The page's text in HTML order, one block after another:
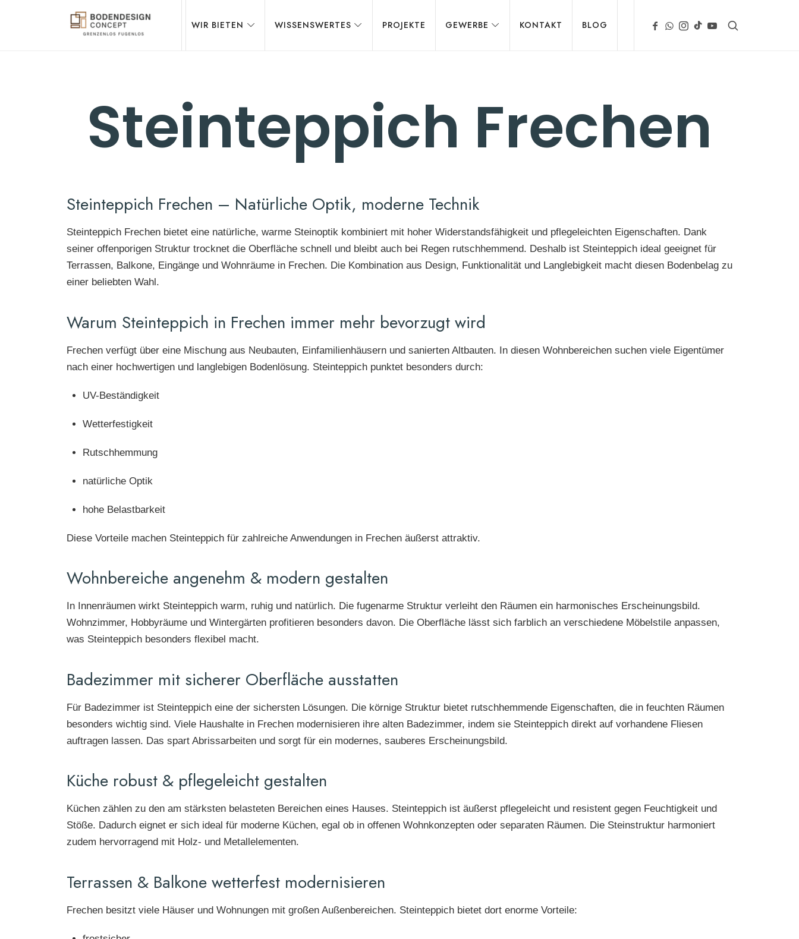
MIKROZEMENT
EPOXIDHARZ
WIR BIETEN WISSENSWERTES PROJEKTE GEWERBE KONTAKT BLOG
Steinteppich Frechen
Steinteppich Frechen – Natürliche Optik, moderne Technik
Steinteppich Frechen bietet eine natürliche, warme Steinoptik kombiniert mit hoher Widerstandsfähigkeit und pflegeleichten Eigenschaften. Dank
seiner offenporigen Struktur trocknet die Oberfläche schnell und bleibt auch bei Regen rutschhemmend. Deshalb ist Steinteppich ideal geeignet für
Terrassen, Balkone, Eingänge und Wohnräume in Frechen. Die Kombination aus Design, Funktionalität und Langlebigkeit macht diesen Bodenbelag zu
einer beliebten Wahl.
Warum Steinteppich in Frechen immer mehr bevorzugt wird
Frechen verfügt über eine Mischung aus Neubauten, Einfamilienhäusern und sanierten Altbauten. In diesen Wohnbereichen suchen viele Eigentümer
nach einer hochwertigen und langlebigen Bodenlösung. Steinteppich punktet besonders durch:
UV-Beständigkeit
Wetterfestigkeit
Rutschhemmung
natürliche Optik
hohe Belastbarkeit
Diese Vorteile machen Steinteppich für zahlreiche Anwendungen in Frechen äußerst attraktiv.
Wohnbereiche angenehm & modern gestalten
In Innenräumen wirkt Steinteppich warm, ruhig und natürlich. Die fugenarme Struktur verleiht den Räumen ein harmonisches Erscheinungsbild.
Wohnzimmer, Hobbyräume und Wintergärten profitieren besonders davon. Die Oberfläche lässt sich farblich an verschiedene Möbelstile anpassen,
was Steinteppich besonders flexibel macht.
Badezimmer mit sicherer Oberfläche ausstatten
Für Badezimmer ist Steinteppich eine der sichersten Lösungen. Die körnige Struktur bietet rutschhemmende Eigenschaften, die in feuchten Räumen
besonders wichtig sind. Viele Haushalte in Frechen modernisieren ihre alten Badezimmer, indem sie Steinteppich direkt auf vorhandene Fliesen
auftragen lassen. Das spart Abrissarbeiten und sorgt für ein modernes, sauberes Erscheinungsbild.
Küche robust & pflegeleicht gestalten
Küchen zählen zu den am stärksten belasteten Bereichen eines Hauses. Steinteppich ist äußerst pflegeleicht und resistent gegen Feuchtigkeit und
Stöße. Dadurch eignet er sich ideal für moderne Küchen, egal ob in offenen Wohnkonzepten oder separaten Räumen. Die Steinstruktur harmoniert
zudem hervorragend mit Holz- und Metallelementen.
Terrassen & Balkone wetterfest modernisieren
Frechen besitzt viele Häuser und Wohnungen mit großen Außenbereichen. Steinteppich bietet dort enorme Vorteile: